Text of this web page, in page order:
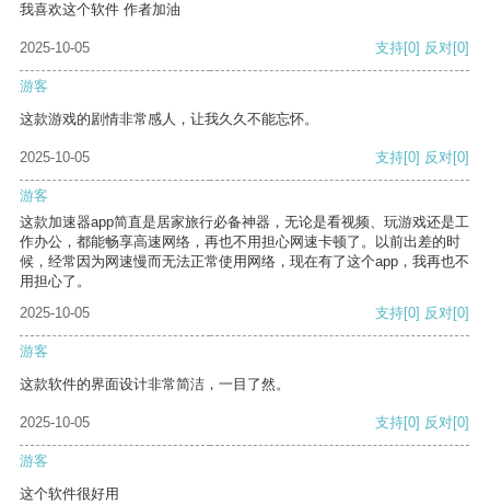
我喜欢这个软件 作者加油
2025-10-05 支持[0] 反对[0]
游客
这款游戏的剧情非常感人，让我久久不能忘怀。
2025-10-05 支持[0] 反对[0]
游客
这款加速器app简直是居家旅行必备神器，无论是看视频、玩游戏还是工
作办公，都能畅享高速网络，再也不用担心网速卡顿了。以前出差的时
候，经常因为网速慢而无法正常使用网络，现在有了这个app，我再也不
用担心了。
2025-10-05
支持[0] 反对[0]
游客
这款软件的界面设计非常简洁，一目了然。
2025-10-05 支持[0] 反对[0]
游客
这个软件很好用